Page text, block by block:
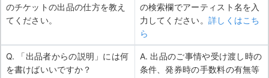
のチケットの出品の仕方を教え
てください。
の検索欄でアーティスト名を入
力してください。 詳しくはこち
ら
Q. 「出品者からの説明」には何
を書けばいいですか？
A. 出品のご事情や受け渡し時の
条件、発券時の手数料の有無等